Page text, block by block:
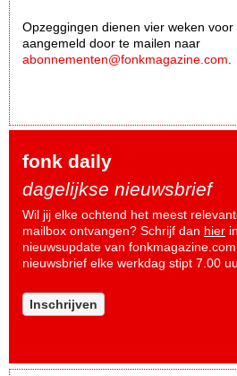
Opzeggingen dienen vier weken
aangemeld door te mailen naar
abonnementen@fonkmagazine.com.
fonk daily
dagelijkse nieuwsbrief
Wil jij elke ochtend het meest
mailbox ontvangen? Schrijf dan hier
nieuwsupdate van
nieuwsbrief elke werkdag stipt 7.00
Inschrijven